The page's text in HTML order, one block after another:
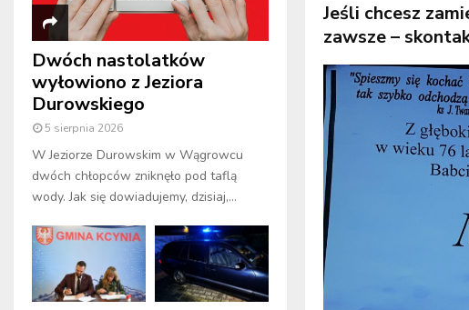
Jeśli chcesz
zawsze –
Dwóch nastolatków
wyłowiono z Jeziora
Durowskiego
5 sierpnia 2026
W Jeziorze Durowskim w Wągrowcu
dwóch chłopców zniknęło pod taflą
wody. Jak się dowiadujemy, dzisiaj,...